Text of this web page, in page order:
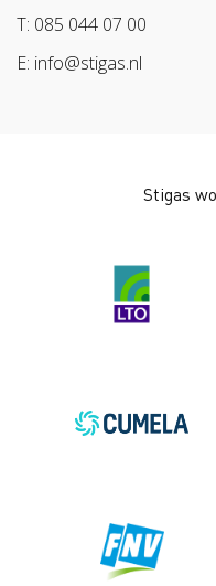
Werken aan morgen
Arbeidsmarkt
T: 085 044 07 00
E: info@stigas.nl
Stigas